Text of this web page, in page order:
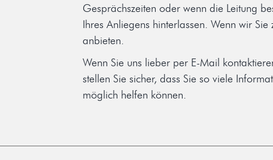
Gesprächszeiten oder wenn die Leitung
Ihres Anliegens hinterlassen. Wenn wir
anbieten.
Wenn Sie uns lieber per E-Mail
stellen Sie sicher, dass Sie so viele
möglich helfen können.